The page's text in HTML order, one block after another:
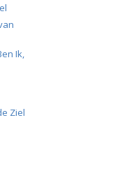
Ik,
Ziel